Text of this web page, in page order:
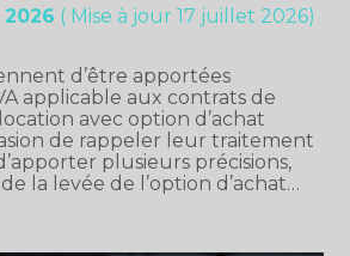
2026 ( Mise à jour 17 juillet 2026)
d’être apportées
applicable aux contrats de
avec option d’achat
de rappeler leur traitement
plusieurs précisions,
la levée de l’option d’achat…